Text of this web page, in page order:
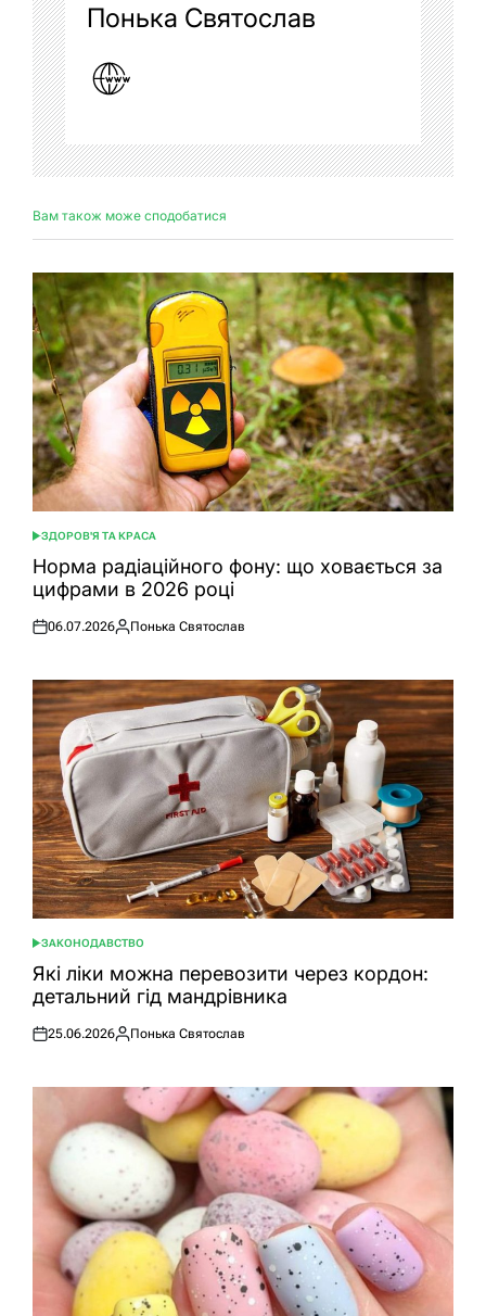
Понька Святослав
Вам також може сподобатися
ОПУБЛІКУВАТИ
У
ЗДОРОВ'Я ТА КРАСА
Норма радіаційного фону: що ховається за
цифрами в 2026 році
Оприлюднено
06.07.2026
Опубліковано
Понька Святослав
ОПУБЛІКУВАТИ
У
ЗАКОНОДАВСТВО
Які ліки можна перевозити через кордон:
детальний гід мандрівника
Оприлюднено
25.06.2026
Опубліковано
Понька Святослав